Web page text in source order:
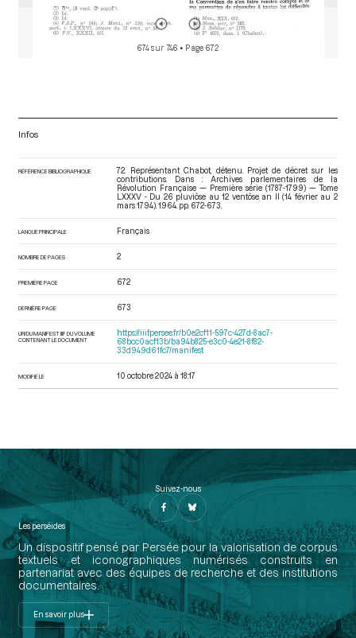
674 sur 746 • Page 672
Infos
RÉFÉRENCE BIBLIOGRAPHIQUE
72. Représentant Chabot, détenu. Projet de décret sur les
contributions. Dans : Archives parlementaires de la
Révolution Française — Première série (1787-1799) — Tome
LXXXV - Du 26 pluviôse au 12 ventôse an II (14 février au 2
mars 1794) . 1964. pp. 672-673.
LANGUE PRINCIPALE Français
NOMBRE DE PAGES 2
PREMIÈRE PAGE 672
DERNIÈRE PAGE 673
URI DU MANIFEST IIIF DU VOLUME
CONTENANT LE DOCUMENT
https://iiif.persee.fr/b0e2cf11-597c-427d-8ac7-
68bcc0acf13b/ba94b825-e3c0-4e21-8f82-
33d949d61fc7/manifest
MODIFIÉ LE 10 octobre 2024 à 18:17
Suivez-nous
Les perséides
Un dispositif pensé par Persée pour la valorisation de corpus
textuels et iconographiques numérisés construits en
partenariat avec des équipes de recherche et des institutions
documentaires.
En savoir plus